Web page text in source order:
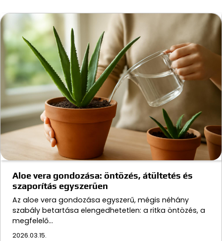
Aloe vera gondozása: öntözés, átültetés és
szaporítás egyszerűen
Az aloe vera gondozása egyszerű, mégis néhány
szabály betartása elengedhetetlen: a ritka öntözés, a
megfelelő…
2026.03.15.